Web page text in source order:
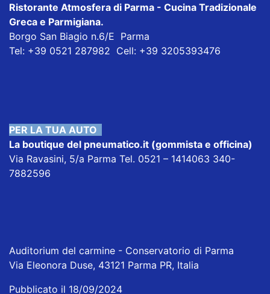
Ristorante Atmosfera di Parma - Cucina Tradizionale
Greca e Parmigiana.
Borgo San Biagio n.6/E Parma
Tel: +39 0521 287982 Cell: +39 3205393476
PER LA TUA AUTO
La boutique del pneumatico.it (gommista e officina)
Via Ravasini, 5/a Parma Tel. 0521 – 1414063 340-
7882596
Auditorium del carmine - Conservatorio di Parma
Via Eleonora Duse, 43121 Parma PR, Italia
Pubblicato il 18/09/2024